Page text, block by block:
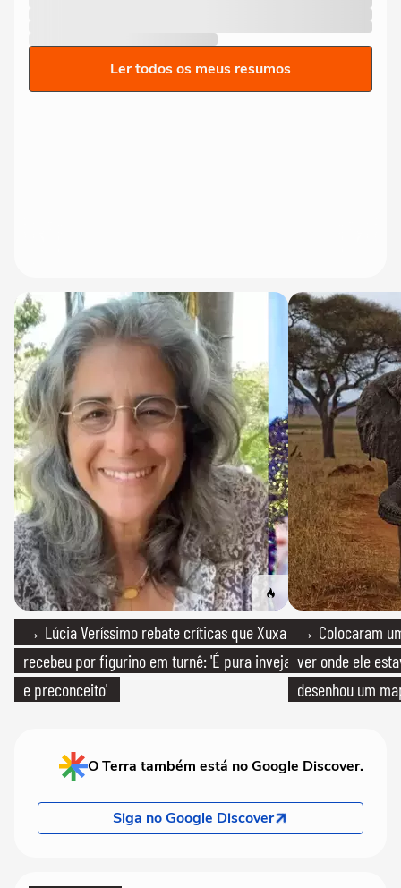
Ler todos os meus resumos
→ Lúcia Veríssimo rebate críticas que Xuxa
recebeu por figurino em turnê: 'É pura inveja
e preconceito'
→ Colocaram
ver onde ele
desenhou um
O Terra também está no Google Discover.
Siga no Google Discover